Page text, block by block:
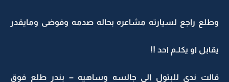
وطلع راجع لسيارته مشاعره بحاله صدمه وفوضى ومايقدر
يقابل او يكلـم احد !!
قالت ندى للبتول الي جالسه وساهيه – بندر طلع فوق